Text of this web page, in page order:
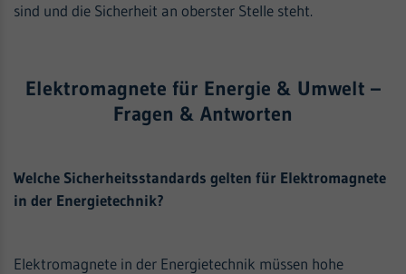
sind und die Sicherheit an oberster Stelle steht.
Elektromagnete für Energie & Umwelt –
Fragen & Antworten
Welche Sicherheitsstandards gelten für Elektromagnete
in der Energietechnik?
Elektromagnete in der Energietechnik müssen hohe